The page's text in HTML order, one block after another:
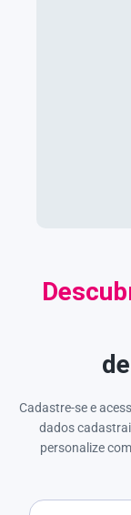
Cadastre-se e
dados
personalize